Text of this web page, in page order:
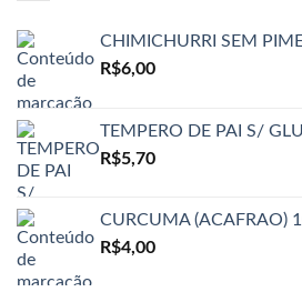
CHIMICHURRI SEM
R$6,00
TEMPERO DE PAI S/
R$5,70
CURCUMA (ACAFRAO)
R$4,00